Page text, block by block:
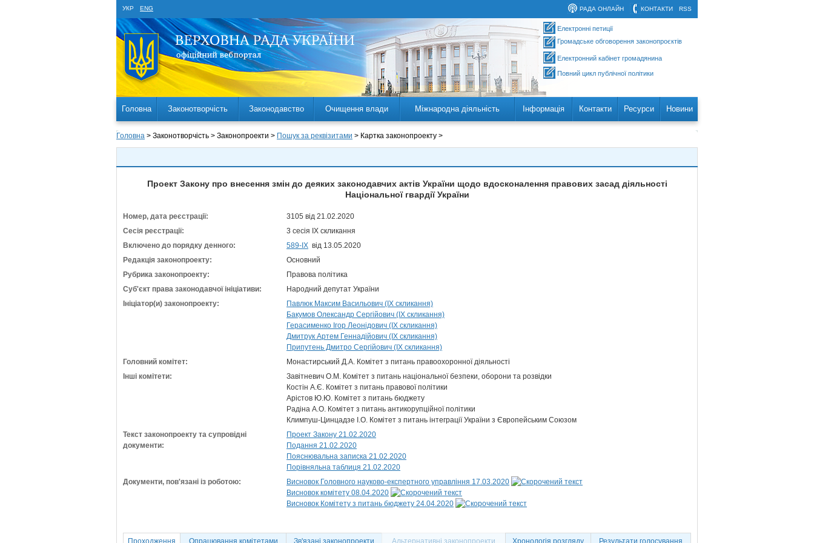
УКР ENG RSS
КОНТАКТИ
РАДА ОНЛАЙН
Електронні петиції
Громадське обговорення законопроєктів
Електронний кабінет громадянина
Повний цикл публічної політики
Головна Законотворчість Законодавство Очищення влади Міжнародна діяльність Інформація Контакти Ресурси Новини
Головна > Законотворчість > Законопроекти > Пошук за реквізитами > Картка законопроекту >
Проект Закону про внесення змін до деяких законодавчих актів України щодо вдосконалення правових засад діяльності
Національної гвардії України
Номер, дата реєстрації:
3105 від 21.02.2020
Сесія реєстрації:
3 сесія IX скликання
Включено до порядку денного:
589-ІХ від 13.05.2020
Редакція законопроекту:
Основний
Рубрика законопроекту:
Правова політика
Суб'єкт права законодавчої ініціативи:
Народний депутат України
Ініціатор(и) законопроекту:
Павлюк Максим Васильович (IX скликання)
Бакумов Олександр Сергійович (IX скликання)
Герасименко Ігор Леонідович (IX скликання)
Дмитрук Артем Геннадійович (IX скликання)
Припутень Дмитро Сергійович (IX скликання)
Головний комітет:
Монастирський Д.А. Комітет з питань правоохоронної діяльності
Інші комітети:
Завітневич О.М. Комітет з питань національної безпеки, оборони та розвідки
Костін А.Є. Комітет з питань правової політики
Арістов Ю.Ю. Комітет з питань бюджету
Радіна А.О. Комітет з питань антикорупційної політики
Климпуш-Цинцадзе І.О. Комітет з питань інтеграції України з Європейським Союзом
Текст законопроекту та супровідні
документи:
Проект Закону 21.02.2020
Подання 21.02.2020
Пояснювальна записка 21.02.2020
Порівняльна таблиця 21.02.2020
Документи, пов'язані із роботою:
Висновок Головного науково-експертного управління 17.03.2020
Висновок комітету 08.04.2020
Висновок Комітету з питань бюджету 24.04.2020
Проходження Опрацювання комітетами Зв'язані законопроекти Альтернативні законопроекти Хронологія розгляду Результати голосування